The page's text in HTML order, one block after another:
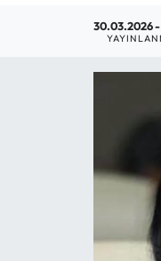
30.03.2026 -